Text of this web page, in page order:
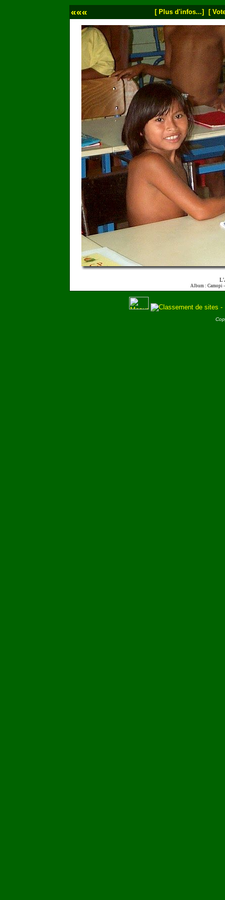
««« [ Plus d'infos...] [
Album : Camopi